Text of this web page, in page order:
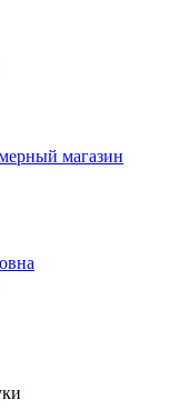
магазин